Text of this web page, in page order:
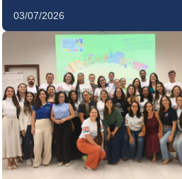
03/07/2026